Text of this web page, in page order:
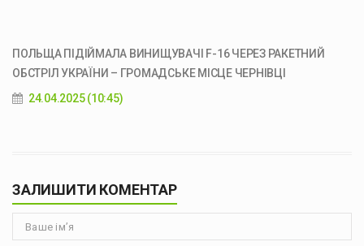
ПОЛЬЩА ПІДІЙМАЛА ВИНИЩУВАЧІ F-16 ЧЕРЕЗ РАКЕТНИЙ
ОБСТРІЛ УКРАЇНИ – ГРОМАДСЬКЕ МІСЦЕ ЧЕРНІВЦІ
24.04.2025 (10:45)
ЗАЛИШИТИ КОМЕНТАР